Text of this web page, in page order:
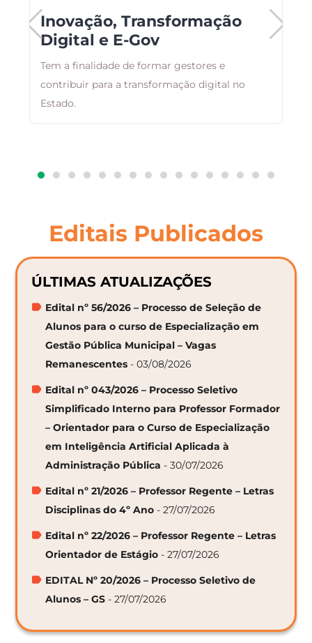
Inovação, Transformação
Digital e E-Gov
Tem a finalidade de formar gestores e
contribuir para a transformação digital no
Estado.
Editais Publicados
ÚLTIMAS ATUALIZAÇÕES
Edital nº 56/2026 – Processo de Seleção de
Alunos para o curso de Especialização em
Gestão Pública Municipal – Vagas
Remanescentes - 03/08/2026
Edital nº 043/2026 – Processo Seletivo
Simplificado Interno para Professor Formador
– Orientador para o Curso de Especialização
em Inteligência Artificial Aplicada à
Administração Pública - 30/07/2026
Edital nº 21/2026 – Professor Regente – Letras
Disciplinas do 4º Ano - 27/07/2026
Edital nº 22/2026 – Professor Regente – Letras
Orientador de Estágio - 27/07/2026
EDITAL Nº 20/2026 – Processo Seletivo de
Alunos – GS - 27/07/2026